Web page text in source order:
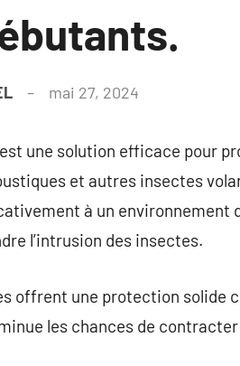
mai 27, 2024
une solution efficace pour
et autres insectes
à un environnement
l’intrusion des insectes.
offrent une protection solide
les chances de